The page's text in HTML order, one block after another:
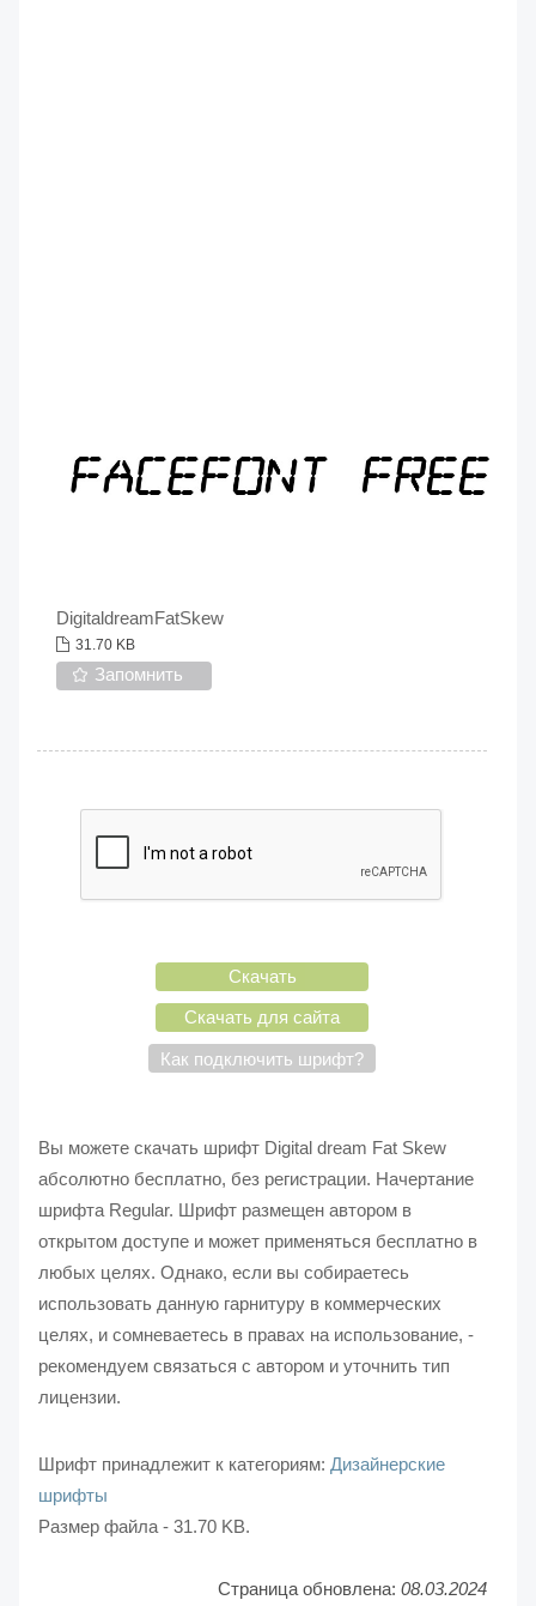
DigitaldreamFatSkew
31.70 KB
Запомнить
Скачать
Скачать для сайта
Как подключить шрифт?
Вы можете скачать шрифт Digital dream Fat Skew
абсолютно бесплатно, без регистрации. Начертание
шрифта Regular. Шрифт размещен автором в
открытом доступе и может применяться бесплатно в
любых целях. Однако, если вы собираетесь
использовать данную гарнитуру в коммерческих
целях, и сомневаетесь в правах на использование, -
рекомендуем связаться с автором и уточнить тип
лицензии.
Шрифт принадлежит к категориям: Дизайнерские
шрифты
Размер файла - 31.70 KB.
Страница обновлена: 08.03.2024